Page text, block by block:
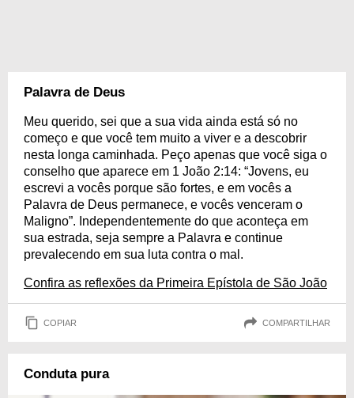
Palavra de Deus
Meu querido, sei que a sua vida ainda está só no
começo e que você tem muito a viver e a descobrir
nesta longa caminhada. Peço apenas que você siga o
conselho que aparece em 1 João 2:14: “Jovens, eu
escrevi a vocês porque são fortes, e em vocês a
Palavra de Deus permanece, e vocês venceram o
Maligno”. Independentemente do que aconteça em
sua estrada, seja sempre a Palavra e continue
prevalecendo em sua luta contra o mal.
Confira as reflexões da Primeira Epístola de São João
COPIAR COMPARTILHAR
Conduta pura